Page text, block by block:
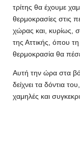
τρίτης θα έχουμε
θερμοκρασίες στις
χώρας και, κυρίως,
της Αττικής, όπου
θερμοκρασία θα
Αυτή την ώρα στα
δείχνει τα δόντια
χαμηλές και